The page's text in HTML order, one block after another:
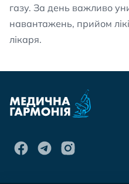
газу. За день важливо
навантажень, прийом
лікаря.